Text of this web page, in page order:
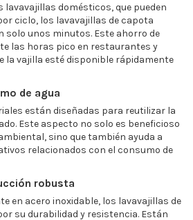
lavavajillas domésticos, que pueden
ciclo, los lavavajillas de capota
solo unos minutos. Este ahorro de
las horas pico en restaurantes y
la vajilla esté disponible rápidamente
de agua
están diseñadas para reutilizar la
Este aspecto no solo es beneficioso
sino que también ayuda a
relacionados con el consumo de
robusta
en acero inoxidable, los lavavajillas de
su durabilidad y resistencia. Están